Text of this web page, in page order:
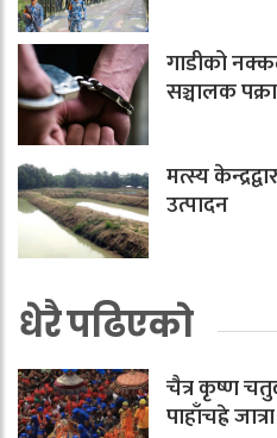
गाडीको
सञ्चालक
मत्स्य
उत्पादन
धेरै पढिएको
चैत्र कृष्ण
पाहाँचह्रे